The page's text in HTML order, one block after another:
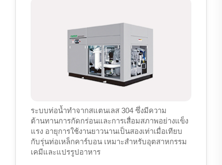
ระบบท่อน้ำทำจากสแตนเลส 304 ซึ่งมีความ
ต้านทานการกัดกร่อนและการเสื่อมสภาพอย่างแข็ง
แรง อายุการใช้งานยาวนานเป็นสองเท่าเมื่อเทียบ
กับรุ่นท่อเหล็กคาร์บอน เหมาะสำหรับอุตสาหกรรม
เคมีและแปรรูปอาหาร